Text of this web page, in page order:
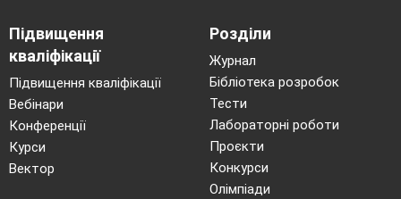
Підвищення
кваліфікації
Підвищення кваліфікації
Вебінари
Конференції
Курси
Вектор
Розділи
Журнал
Бібліотека розробок
Тести
Лабораторні роботи
Проєкти
Конкурси
Олімпіади